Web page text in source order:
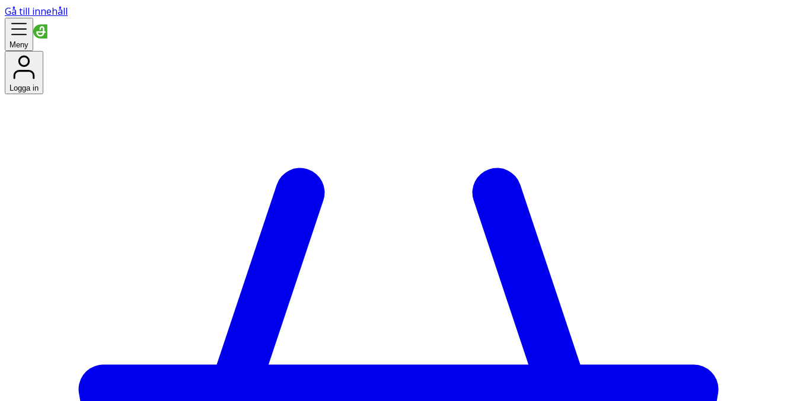
Gå till innehåll
Meny
Logga in